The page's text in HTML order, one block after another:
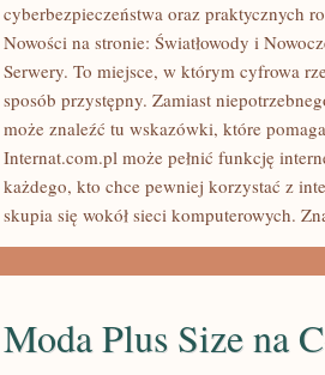
cyberbezpieczeństwa oraz praktycznych
Nowości na stronie: Światłowody i
Serwery. To miejsce, w którym cyfrowa
sposób przystępny. Zamiast
może znaleźć tu wskazówki, które
Internat.com.pl może pełnić funkcję
każdego, kto chce pewniej korzystać z
skupia się wokół sieci komputerowych.
Moda Plus Size na